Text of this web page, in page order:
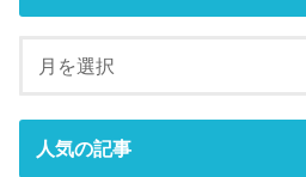
人気の記事